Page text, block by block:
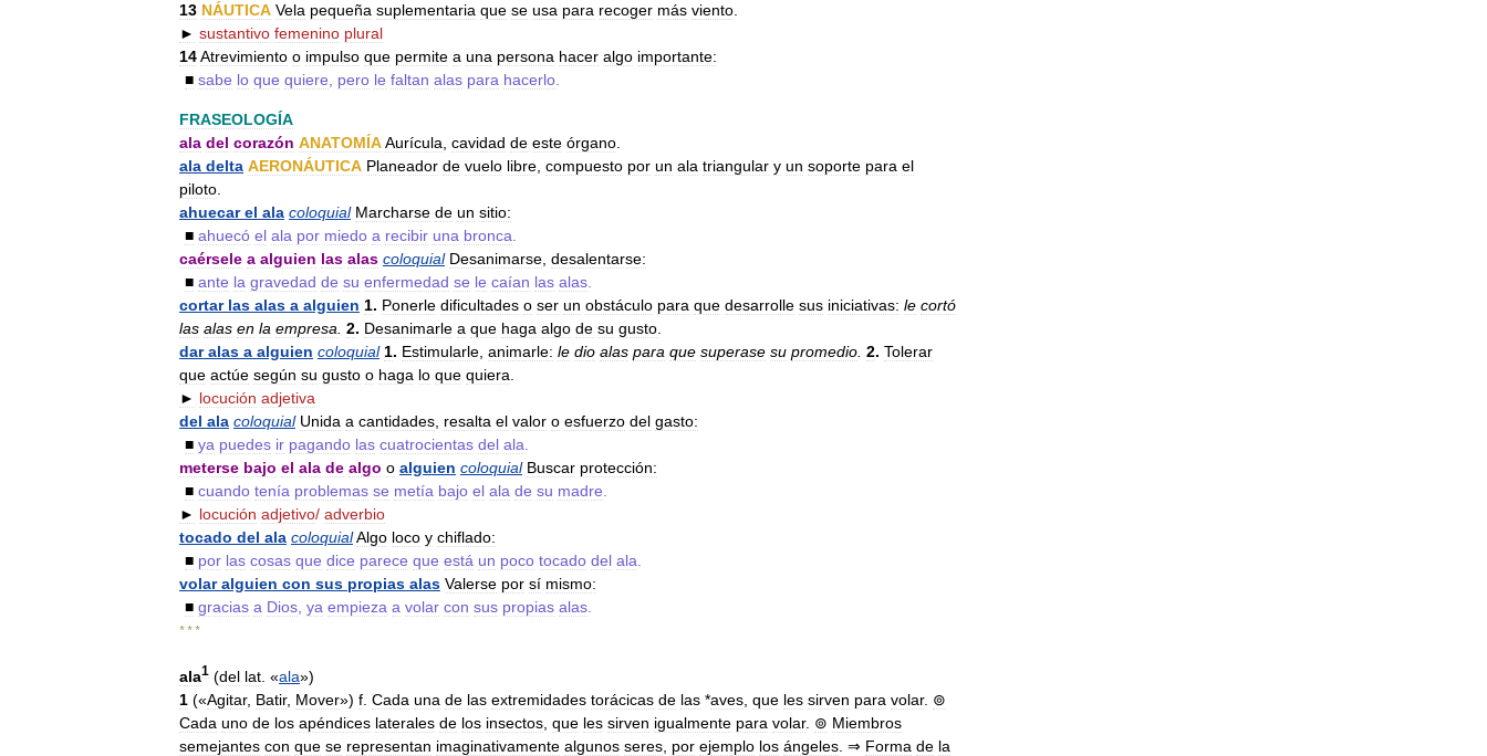
13 NÁUTICA Vela pequeña suplementaria que se usa para recoger más viento
► sustantivo femenino plural
14Atrevimiento o impulso que permite a una persona hacer algo importante:
■ sabe lo que quiere pero le faltan alas para hacerlo
FRASEOLOGÍA
ala del corazón ANATOMÍAAurícula cavidad de este órgano
ala delta AERONÁUTICA Planeador de vuelo libre compuesto por un ala triangular y un soporte para el
piloto
ahuecar el ala coloquial Marcharse de un sitio:
■ ahuecó el ala por miedo a recibir una bronca
caérsele a alguien las alas coloquial Desanimarse desalentarse:
■ ante la gravedad de su enfermedad se le caían las alas
cortar las alas a alguien 1. Ponerle dificultades o ser un obstáculo para que desarrolle sus iniciativas: le cortó
las alas en la empresa 2. Desanimarle a que haga algo de su gusto
dar alas a alguien coloquial 1. Estimularle animarle: le dio alas para que superase su promedio 2. Tolerar
que actúe según su gusto o haga lo que quiera
► locución adjetiva
del ala coloquial Unida a cantidades resalta el valor o esfuerzo del gasto:
■ ya puedes ir pagando las cuatrocientas del ala
meterse bajo el ala de algo o alguien coloquial Buscar protección:
■ cuando tenía problemas se metía bajo el ala de su madre
► locución adjetivo/ adverbio
tocado del ala coloquialAlgo loco y chiflado:
■ por las cosas que dice parece que está un poco tocado del ala
volar alguien con sus propias alas Valerse por sí mismo:
■ gracias a Dios ya empieza a volar con sus propias alas
* * *
ala1 (del lat . «ala»)
1 («Agitar, Batir, Mover») f Cada una de las extremidades torácicas de las *aves que les sirven para volar. ⊚
Cada uno de los apéndices laterales de los insectos que les sirven igualmente para volar. ⊚ Miembros
semejantes con que se representan imaginativamente algunos seres por ejemplo los ángeles . ⇒ Forma de la